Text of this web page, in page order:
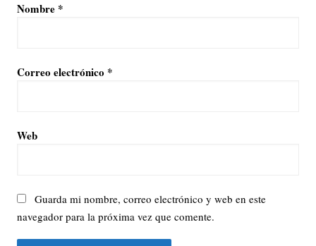
Nombre *
Correo electrónico *
Web
Guarda mi nombre, correo electrónico y web en este
navegador para la próxima vez que comente.